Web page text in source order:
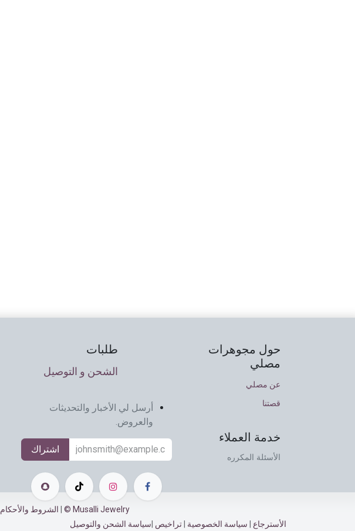
حول مجوهرات
مصلي
عن مصلي
قصتنا
طلبات
الشحن و التوصيل
خدمة العملاء
الأسئلة المكرره
أرسل لي الأخبار والتحديثات
والعروض.
اشتراك
الشروط والأحكام
الأسترجاع​​
سياسة الخصوصية تراخيص سياسة الشحن والتوصيل